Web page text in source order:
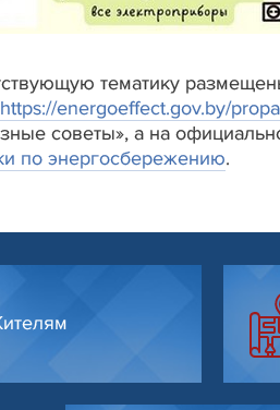
тематику
https://energoeffect.gov.by/
советы», а на
по энергосбережению.